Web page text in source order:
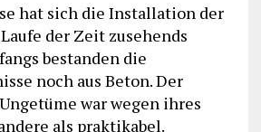
hat sich die Installation der
der Zeit zusehends
bestanden die
noch aus Beton. Der
war wegen ihres
als praktikabel.